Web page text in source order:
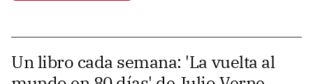
Un libro cada semana: 'La vuelta al